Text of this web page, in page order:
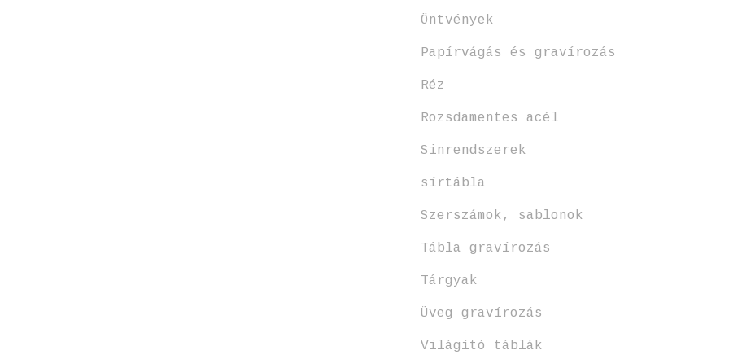
Öntvények
Papírvágás és gravírozás
Réz
Rozsdamentes acél
Sinrendszerek
sírtábla
Szerszámok, sablonok
Tábla gravírozás
Tárgyak
Üveg gravírozás
Világító táblák